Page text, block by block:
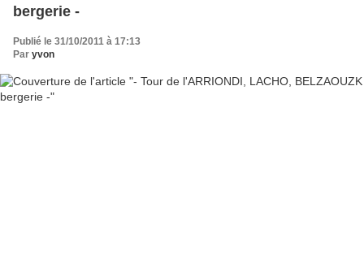
bergerie -
Publié le 31/10/2011 à 17:13
Par yvon